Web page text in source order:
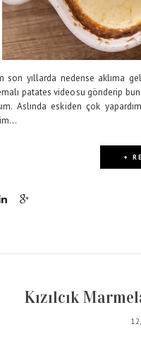
son yıllarda nedense aklıma
patates videosu gönderip
Aslında eskiden çok
+
Kızılcık